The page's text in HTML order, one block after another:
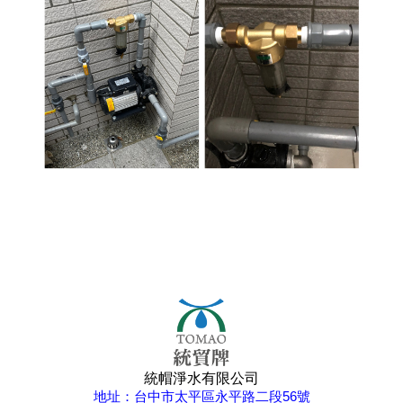
統帽淨水有限公司
地址：台中市太平區永平路二段56號